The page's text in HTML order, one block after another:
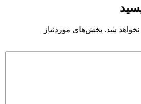
شد. بخش‌های موردنیاز